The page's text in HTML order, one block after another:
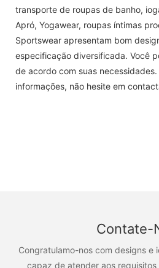
transporte de roupas de banho,
Apró, Yogawear, roupas íntimas
Sportswear apresentam bom
especificação diversificada. Você
de acordo com suas
informações, não hesite em
Contate-
Congratulamo-nos com designs e
capaz de atender aos